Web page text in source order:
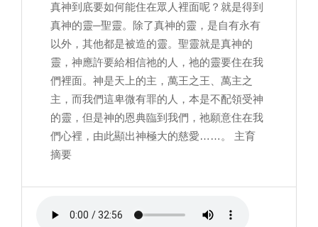
真神到底要如何能住在眾人裡面呢？就是得到
真神的靈─聖靈。除了真神的靈，是自有永有
以外，其他都是被造的靈。聖靈就是真神的
靈，神應許要給相信祂的人，祂的靈要住在我
們裡面。神是天上的主，萬王之王、萬主之
主，而我們這卑微有罪的人，本是不配領受神
的靈，但是神的恩典臨到我們，祂願意住在我
們心裡，由此顯出神極大的慈愛……。 主育
摘要